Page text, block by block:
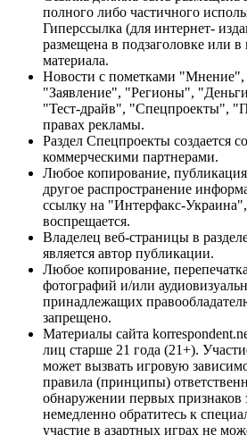
полного либо частичного
Гиперссылка (для интернет-
размещена в подзаголовке или в
материала.
Новости с пометками "Мнение",
"Заявление", "Регионы",
"Тест-драйв", "Спецпроекты",
правах рекламы.
Раздел Спецпроекты создается
коммерческими партнерами.
Любое копирование,
другое распространение
ссылку на "Интерфакс-
воспрещается.
Владелец веб-страницы в
является автор публикации.
Любое копирование,
фотографий и/или
принадлежащих
запрещено.
Материалы сайта
лиц старше 21 года (21+).
может вызвать игровую
правила (принципы)
обнаружении первых признаков
немедленно обратитесь к
участие в азартных играх не